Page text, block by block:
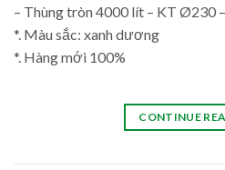
– Thùng tròn 4000 lít – KT Ø230
*. Màu sắc: xanh dương
*. Hàng mới 100%
CONTINUE